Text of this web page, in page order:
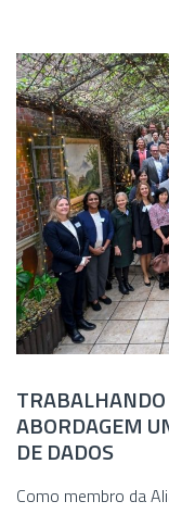
ABORDAGEM
DE DADOS
Como membro da